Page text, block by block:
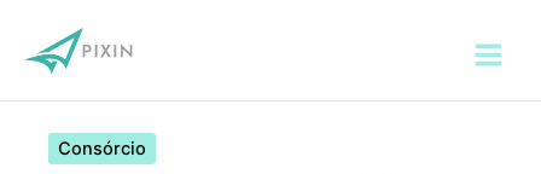
para
Consórcio